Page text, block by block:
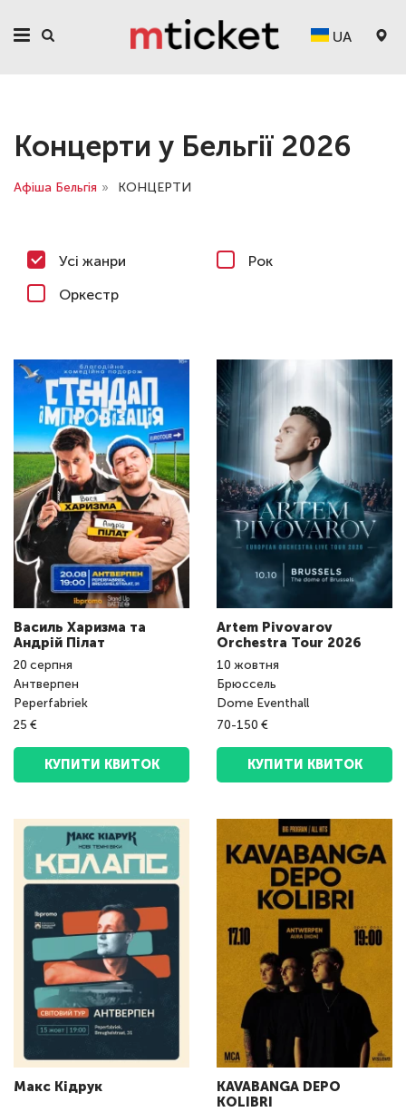
UA
Концерти у Бельгії 2026
Афіша Бельгія » КОНЦЕРТИ
Усі жанри
Рок
Оркестр
Василь Харизма та
Андрій Пілат
20 серпня
Антверпен
Peperfabriek
25 €
КУПИТИ КВИТОК
Artem Pivovarov
Orchestra Tour 2026
10 жовтня
Брюссель
Dome Eventhall
70-150 €
КУПИТИ КВИТОК
Макс Кідрук
KAVABANGA DEPO
KOLIBRI